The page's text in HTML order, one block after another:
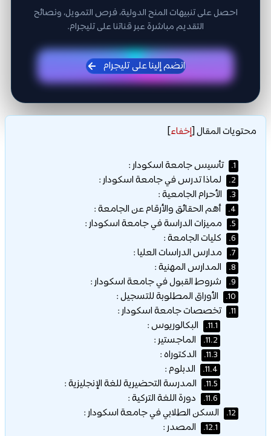
احصل على تنبيهات المنح الدولية، فرص التمويل، ونصائح
التقديم مباشرة عبر قناتنا على تليجرام.
انضم إلينا على تليجرام
محتويات المقال[إخفاء]
1. تأسيس جامعة اسكودار :
2. لماذا تدرس في جامعة اسكودار :
3. الأحرام الجامعية :
4. أهم الحقائق والأرقام عن الجامعة :
5. مميزات الدراسة في جامعة اسكودار :
6. كليات الجامعة :
7. مدارس الدراسات العليا :
8. المدارس المهنية :
9. شروط القبول في جامعة اسكودار :
10. الأوراق المطلوبة للتسجيل :
11. تخصصات جامعة اسكودار :
11.1. البكالوريوس :
11.2. الماجستير :
11.3. الدكتوراه :
11.4. الدبلوم :
11.5. المدرسة التحضيرية للغة الإنجليزية :
11.6. دورة اللغة التركية :
12. السكن الطلابي في جامعة اسكودار :
12.1. المصدر :